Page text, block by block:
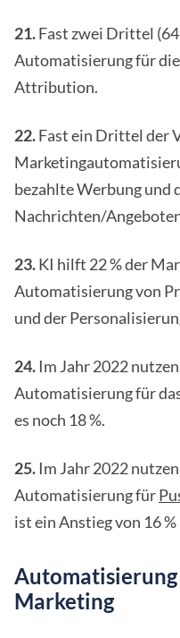
21.Fast zwei Drittel
Automatisierung für
Attribution.
22.Fast ein Drittel der
bezahlte Werbung und
Nachrichten/
23.KI hilft 22 % der
Automatisierung von
und der
24. Im Jahr 2022
Automatisierung für
es noch 18 %.
25. Im Jahr 2022
Automatisierung für
ist ein Anstieg von 16
Marketing